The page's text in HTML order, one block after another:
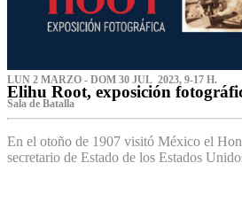
LUN 2 MARZO - DOM 30 JUL 2023, 9-17 H.
Elihu Root, exposición
Sala de Batalla
En el otoño de 1907 visitó México el
secretario de Estado de los Estados